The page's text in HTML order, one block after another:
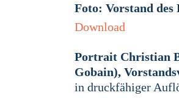
Foto: Vorstand des
Download
Portrait Christian
Gobain),
in druckfähiger